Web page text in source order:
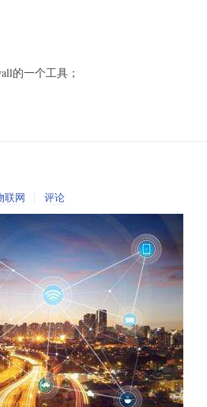
的一个工具；
联网 评论